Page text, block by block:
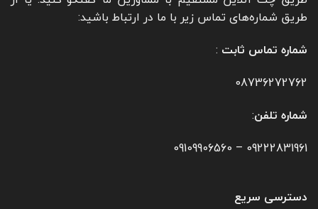
طریق شماره‌های تماس زیر با ما در ارتباط باشید:
شماره تماس ثابت :
08736272762
شماره تلفن:
09222831961
–
09109906560
دسترسی سریع